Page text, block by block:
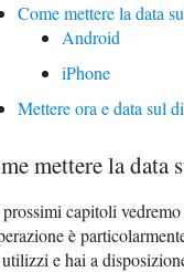
Come mettere la data
Android
iPhone
Mettere ora e data sul
mettere la data
capitoli
è
e hai a